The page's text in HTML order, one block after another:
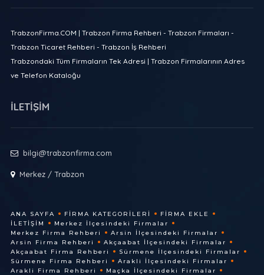
TrabzonFirma.COM | Trabzon Firma Rehberi - Trabzon Firmaları -
Trabzon Ticaret Rehberi - Trabzon İş Rehberi
Trabzondaki Tüm Firmaların Tek Adresi | Trabzon Firmalarının Adres
ve Telefon Kataloğu
İLETİŞİM
bilgi@trabzonfirma.com
Merkez / Trabzon
ANA SAYFA FIRMA KATEGORILERI
FIRMA EKLE
İLETIŞIM
Merkez İlçesindeki Firmalar
Merkez Firma Rehberi
Arsin İlçesindeki Firmalar
Arsin Firma Rehberi
Akçaabat İlçesindeki Firmalar
Akçaabat Firma Rehberi
Sürmene İlçesindeki Firmalar
Sürmene Firma Rehberi
Arakli İlçesindeki Firmalar
Arakli Firma Rehberi
Maçka İlçesindeki Firmalar